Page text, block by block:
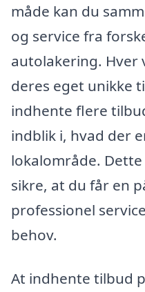
måde kan du
og service fra
autolakering. Hver
deres eget unikke
indhente flere
indblik i, hvad der
lokalområde.
sikre, at du får en
professionel
behov.
At indhente tilbud